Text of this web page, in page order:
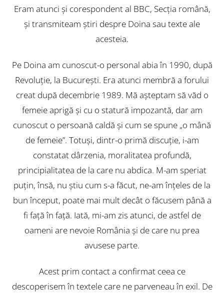
Eram atunci şi corespondent al BBC, Secţia română,
şi transmiteam ştiri despre Doina sau texte ale
acesteia.
Pe Doina am cunoscut-o personal abia în 1990, după
Revoluţie, la Bucureşti. Era atunci membră a forului
creat după decembrie 1989. Mă aşteptam să văd o
femeie aprigă şi cu o statură impozantă, dar am
cunoscut o persoană caldă şi cum se spune „o mână
de femeie”. Totuşi, dintr-o primă discuţie, i-am
constatat dârzenia, moralitatea profundă,
principialitatea de la care nu abdica. M-am speriat
puţin, însă, nu ştiu cum s-a făcut, ne-am înţeles de la
bun început, poate mai mult decât o făcusem până a
fi faţă în faţă. Iată, mi-am zis atunci, de astfel de
oameni are nevoie România şi de care nu prea
avusese parte.
Acest prim contact a confirmat ceea ce
descoperisem în textele care ne parveneau în exil. De